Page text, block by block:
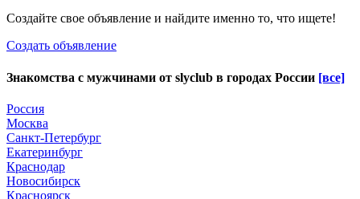
Создайте свое объявление и найдите именно то, что ищете!
Создать объявление
Знакомства с мужчинами от slyclub в городах России [все]
Россия
Москва
Санкт-Петербург
Екатеринбург
Краснодар
Новосибирск
Красноярск